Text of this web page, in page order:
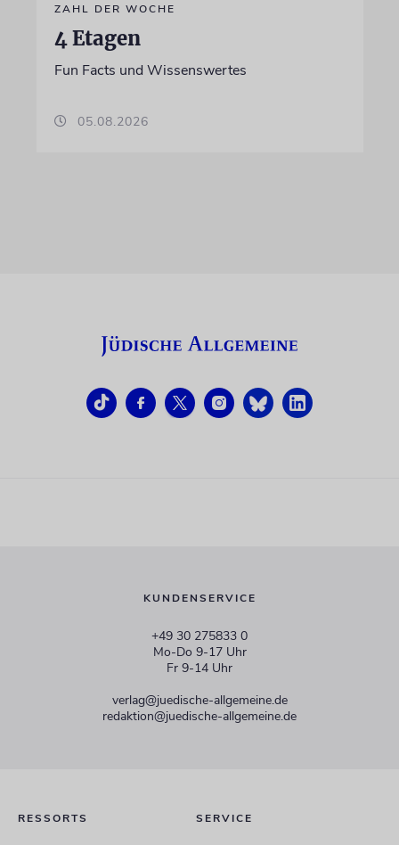
ZAHL DER WOCHE
4 Etagen
Fun Facts und Wissenswertes
05.08.2026
KUNDENSERVICE
+49 30 275833 0
Mo-Do 9-17 Uhr
Fr 9-14 Uhr
verlag@juedische-allgemeine.de
redaktion@juedische-allgemeine.de
RESSORTS SERVICE